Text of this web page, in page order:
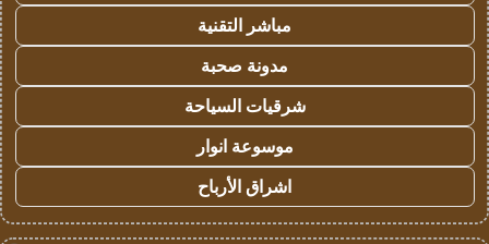
مباشر التقنية
مدونة صحبة
شرقيات السياحة
موسوعة انوار
اشراق الأرباح